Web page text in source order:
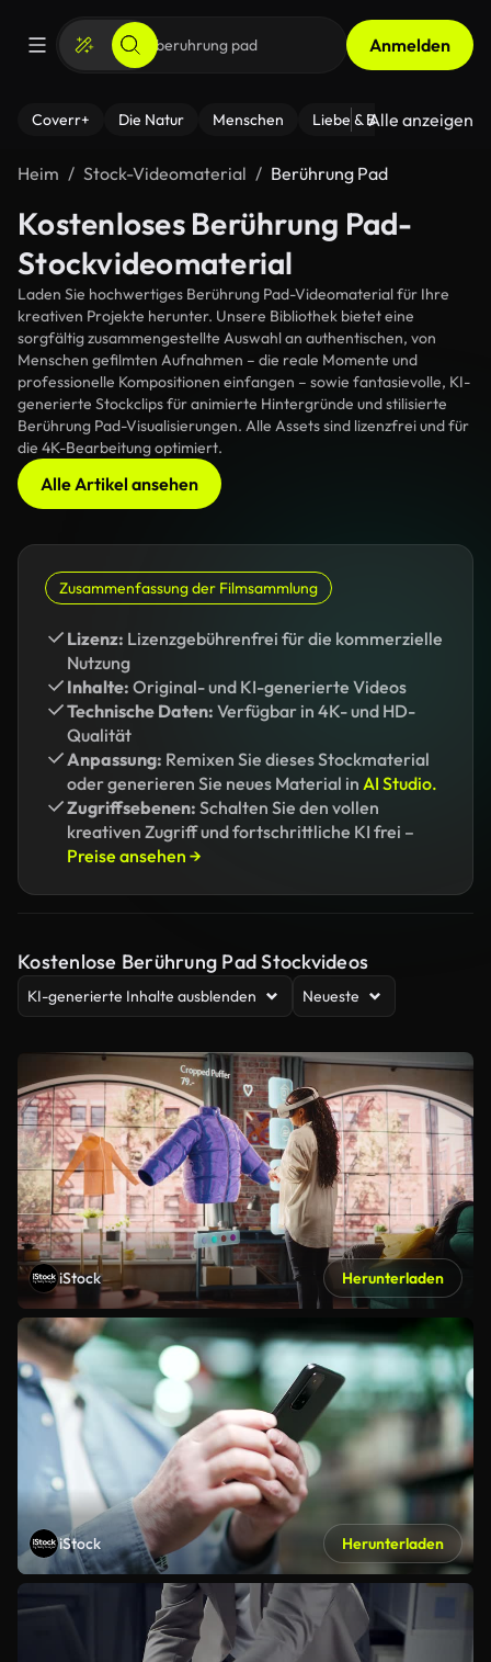
Anmelden
Coverr+ Die Natur Menschen Liebe & Beziehungen
Alle anzeigen
Heim Stock-Videomaterial Berührung Pad
Kostenloses Berührung Pad-
Stockvideomaterial
Laden Sie hochwertiges Berührung Pad-Videomaterial für Ihre
kreativen Projekte herunter. Unsere Bibliothek bietet eine
sorgfältig zusammengestellte Auswahl an authentischen, von
Menschen gefilmten Aufnahmen – die reale Momente und
professionelle Kompositionen einfangen – sowie fantasievolle, KI-
generierte Stockclips für animierte Hintergründe und stilisierte
Berührung Pad-Visualisierungen. Alle Assets sind lizenzfrei und für
die 4K-Bearbeitung optimiert.
Alle Artikel ansehen
Zusammenfassung der Filmsammlung
Lizenz: Lizenzgebührenfrei für die kommerzielle
Nutzung
Inhalte: Original- und KI-generierte Videos
Technische Daten: Verfügbar in 4K- und HD-
Qualität
Anpassung: Remixen Sie dieses Stockmaterial
oder generieren Sie neues Material in AI Studio.
Zugriffsebenen: Schalten Sie den vollen
kreativen Zugriff und fortschrittliche KI frei –
Preise ansehen →
Kostenlose Berührung Pad Stockvideos
KI-generierte Inhalte ausblenden Neueste
iStock Herunterladen
iStock Herunterladen